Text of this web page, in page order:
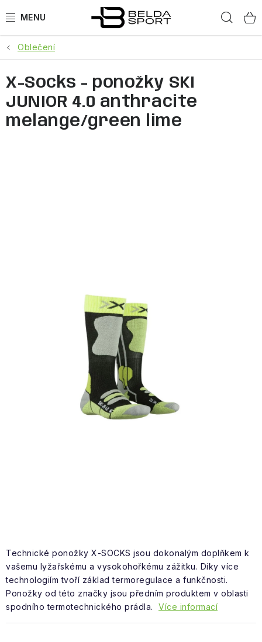
na
SPORTY
BĚH
Oblečení
Technické ponožky X-SOCKS jsou dokonalým doplňkem k
vašemu lyžařskému a vysokohořkému zážitku. Díky více
technologiím tvoří základ termoregulace a funkčnosti.
Ponožky od této značky jsou předním produktem v oblasti
spodního termotechnického prádla.
Více informací
X-Socks - ponožky SKI
JUNIOR 4.0 anthracite
melange/green lime